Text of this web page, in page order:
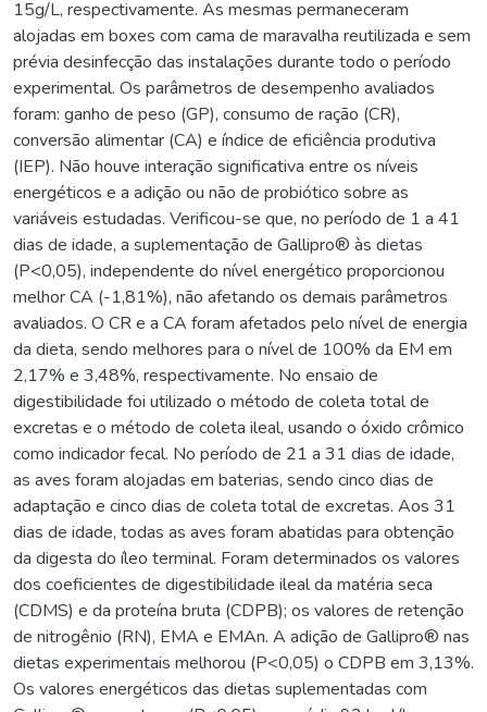
15g/L, respectivamente. As mesmas permaneceram
alojadas em boxes com cama de maravalha reutilizada e sem
prévia desinfecção das instalações durante todo o período
experimental. Os parâmetros de desempenho avaliados
foram: ganho de peso (GP), consumo de ração (CR),
conversão alimentar (CA) e índice de eficiência produtiva
(IEP). Não houve interação significativa entre os níveis
energéticos e a adição ou não de probiótico sobre as
variáveis estudadas. Verificou-se que, no período de 1 a 41
dias de idade, a suplementação de Gallipro® às dietas
(P<0,05), independente do nível energético proporcionou
melhor CA (-1,81%), não afetando os demais parâmetros
avaliados. O CR e a CA foram afetados pelo nível de energia
da dieta, sendo melhores para o nível de 100% da EM em
2,17% e 3,48%, respectivamente. No ensaio de
digestibilidade foi utilizado o método de coleta total de
excretas e o método de coleta ileal, usando o óxido crômico
como indicador fecal. No período de 21 a 31 dias de idade,
as aves foram alojadas em baterias, sendo cinco dias de
adaptação e cinco dias de coleta total de excretas. Aos 31
dias de idade, todas as aves foram abatidas para obtenção
da digesta do íleo terminal. Foram determinados os valores
dos coeficientes de digestibilidade ileal da matéria seca
(CDMS) e da proteína bruta (CDPB); os valores de retenção
de nitrogênio (RN), EMA e EMAn. A adição de Gallipro® nas
dietas experimentais melhorou (P<0,05) o CDPB em 3,13%.
Os valores energéticos das dietas suplementadas com